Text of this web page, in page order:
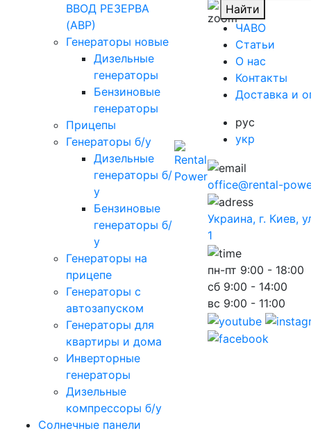
ВВОД РЕЗЕРВА
(АВР)
Генераторы новые
Дизельные
генераторы
Бензиновые
генераторы
Прицепы
Генераторы б/у
Дизельные
генераторы б/
у
Бензиновые
генераторы б/
у
Генераторы на
прицепе
Генераторы с
автозапуском
Генераторы для
квартиры и дома
Инверторные
генераторы
Дизельные
компрессоры б/у
Солнечные панели
Найти
ЧАВО
Cтатьи
O нас
Контакты
Доставка и
рус
укр
office@rental-
Украина, г. Киев,
1
пн-пт 9:00 - 18:00
сб 9:00 - 14:00
вс 9:00 - 11:00